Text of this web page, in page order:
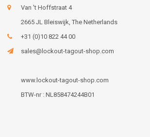
Van 't Hoffstraat 4
2665 JL Bleiswijk, The Netherlands
+31 (0)10 822 44 00
sales@lockout-tagout-shop.com
www.lockout-tagout-shop.com
BTW-nr : NL858474244B01